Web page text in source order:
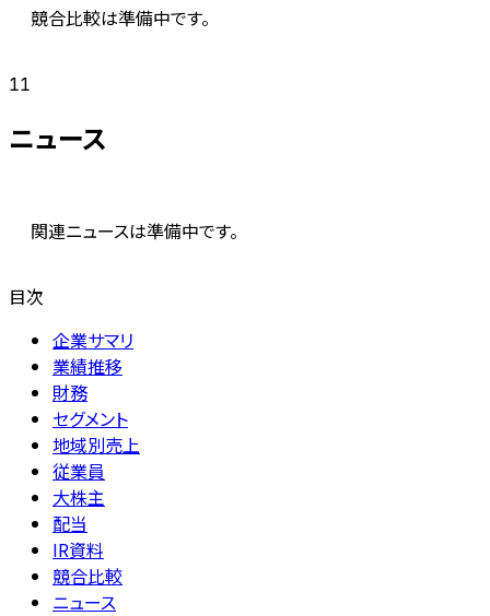
競合比較は準備中です。
11
ニュース
関連ニュースは準備中です。
目次
企業サマリ
業績推移
財務
セグメント
地域別売上
従業員
大株主
配当
IR資料
競合比較
ニュース